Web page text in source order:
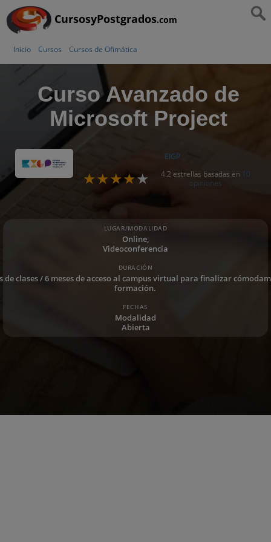
CursosyPostgrados.com
Inicio Cursos Cursos de Ofimática
Curso Avanzado de
Microsoft Project
EIGP
4.2 estrellas basadas en 10
opiniones
LUGAR/MODALIDAD
Online,
Videoconferencia
DURACIÓN
de clases / 6 meses de acceso al campus virtual para finalizar
formación.
FECHAS
Modalidad
Abierta